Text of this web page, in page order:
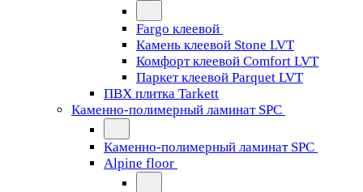
Fargo клеевой
Камень клеевой Stone LVT
Комфорт клеевой Comfort LVT
Паркет клеевой Parquet LVT
ПВХ плитка Tarkett
Каменно-полимерный ламинат SPC
Каменно-полимерный ламинат SPC
Alpine floor